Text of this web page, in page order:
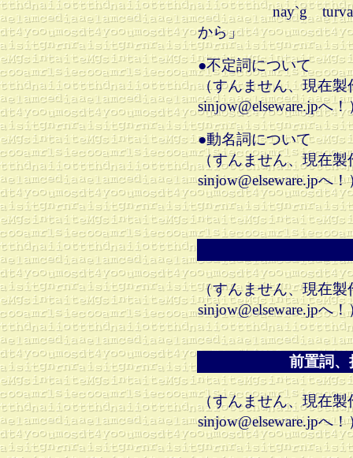
nay`g
から」
●不定詞について
（すんません、現在
sinjow@elseware.jpへ！
●動名詞について
（すんません、現在
sinjow@elseware.jpへ！
（すんません、現在
sinjow@elseware.jpへ！
前置詞、
（すんません、現在
sinjow@elseware.jpへ！